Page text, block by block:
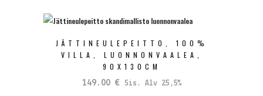
JÄTTINEULEPEITTO, 100%
VILLA, LUONNONVAALEA,
90X130CM
149.00 € Sis. Alv 25,5%